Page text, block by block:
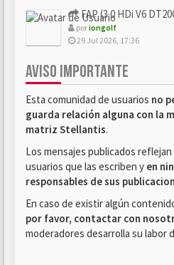
FAP (3.0 HDi V6
poriongolf
29 Jul 2026, 17:36
AVISO IMPORTANTE
Esta comunidad de usuarios no
guarda relación alguna con la
matriz Stellantis.
Los mensajes publicados
usuarios que las escriben y en
responsables de sus
En caso de existir algún
por favor, contactar con
moderadores desarrolla su labor